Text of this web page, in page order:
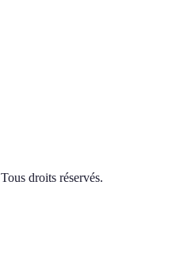
Tous droits réservés.